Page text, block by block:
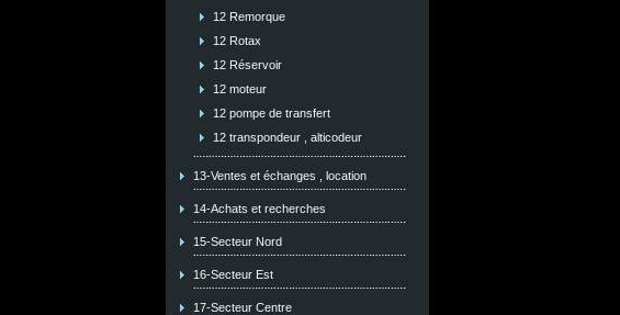
12 Remorque
12 Rotax
12 Réservoir
12 moteur
12 pompe de transfert
12 transpondeur , alticodeur
13-Ventes et échanges , location
14-Achats et recherches
15-Secteur Nord
16-Secteur Est
17-Secteur Centre